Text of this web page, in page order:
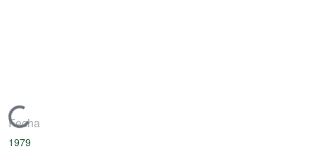
Cargando...
Fecha
1979